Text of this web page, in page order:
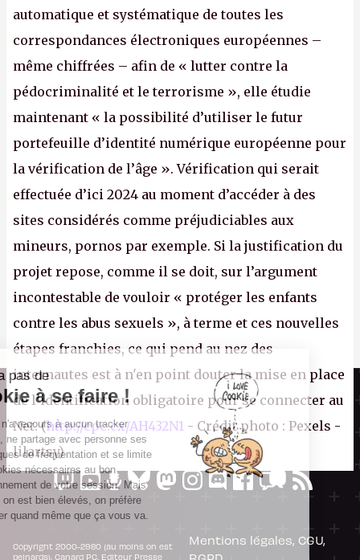
automatique et systématique de toutes les
correspondances électroniques européennes –
même chiffrées – afin de « lutter contre la
pédocriminalité et le terrorisme », elle étudie
maintenant « la possibilité d’utiliser le futur
portefeuille d’identité numérique européenne pour
la vérification de l’âge ». Vérification qui serait
effectuée d’ici 2024 au moment d’accéder à des
sites considérés comme préjudiciables aux
mineurs, pornos par exemple. Si la justification du
projet repose, comme il se doit, sur l’argument
incontestable de vouloir « protéger les enfants
contre les abus sexuels », à terme et ces nouvelles
étapes franchies, ce qui pend au nez des
internautes est à n'en point douter la mise en place
de l’identification obligatoire pour se connecter au
Net. (http://cpc.cx/AH432N1 - Crédit photo : Pexels -
lilartsy)
Canard PC
Kiosque numérique
Boutique
Copyright 2000-2980 (au moins on est
peinards), Canard PC. Editeur Presse
Mentions légales, CGU,
Il n'y a pas de
Cookie à se faire !
Ce site n'a recours à aucun tracker
externe, ne partage avec personne ses
statistiques de fréquentation et se limite
aux cookies nécessaires au bon
fonctionnement de votre session. Mais
comme on est bien élevés, on préfère
s'assurer quand même que ça vous va.